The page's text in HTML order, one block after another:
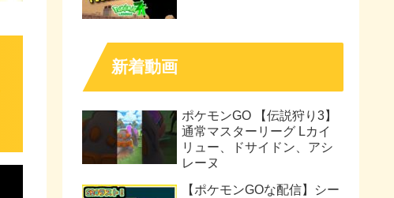
新着動画
ポケモンGO 【伝説狩り3】
通常マスターリーグ Lカイ
リュー、ドサイドン、アシ
レーヌ
【ポケモンGOな配信】シー